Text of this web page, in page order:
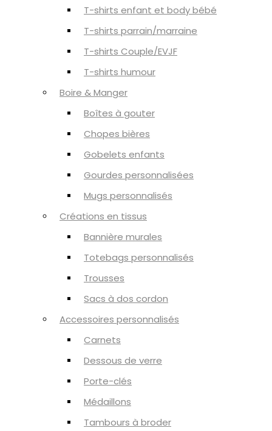
T-shirts enfant et body bébé
T-shirts parrain/marraine
T-shirts Couple/EVJF
T-shirts humour
Boire & Manger
Boîtes à gouter
Chopes bières
Gobelets enfants
Gourdes personnalisées
Mugs personnalisés
Créations en tissus
Bannière murales
Totebags personnalisés
Trousses
Sacs à dos cordon
Accessoires personnalisés
Carnets
Dessous de verre
Porte-clés
Médaillons
Tambours à broder